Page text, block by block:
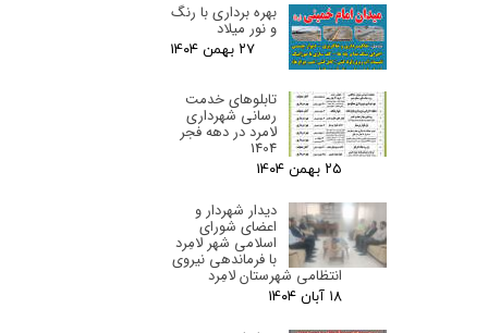
بهره برداری با رنگ
و نور میلاد
۲۷ بهمن ۰۴
تابلوهای خدمت
رسانی شهرداری
لامرد در دهه فجر
1404
۲۵ بهمن ۰۴
دیدار شهردار و
اعضای شورای
اسلامی شهر لامِرد
با فرماندهی نیروی
انتظامی شهرستان لامِرد
۱۸ آبان ۰۴